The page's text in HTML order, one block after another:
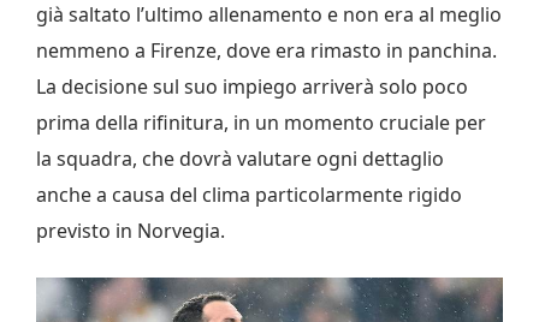
già saltato l’ultimo allenamento e non era al meglio
nemmeno a Firenze, dove era rimasto in panchina.
La decisione sul suo impiego arriverà solo poco
prima della rifinitura, in un momento cruciale per
la squadra, che dovrà valutare ogni dettaglio
anche a causa del clima particolarmente rigido
previsto in Norvegia.